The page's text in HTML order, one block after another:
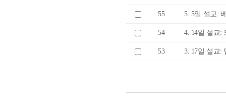
55 5. 5일 설교:
54 4. 14일 설교:
53 3. 17일 설교: